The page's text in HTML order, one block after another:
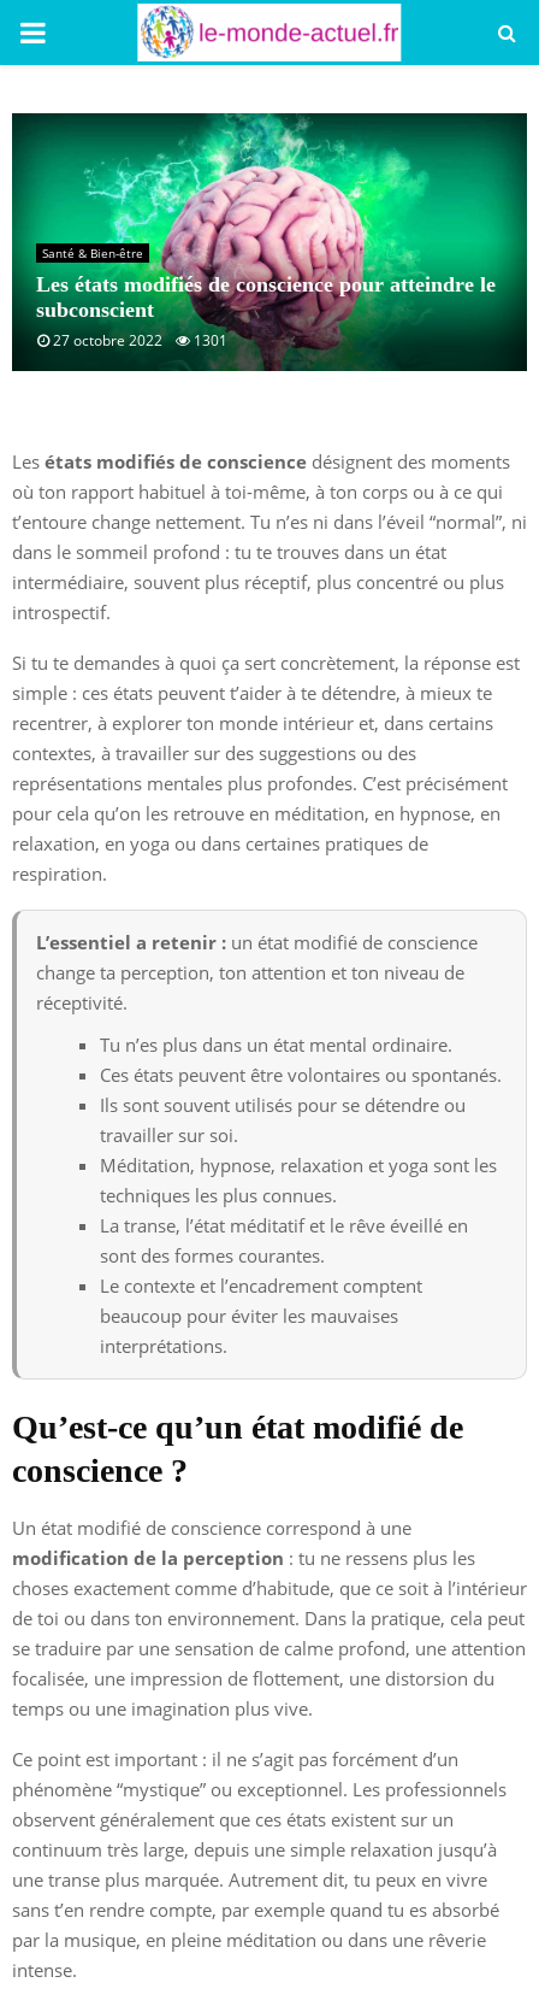
PRIMARY
Santé & Bien-être
Les états modifiés de conscience pour atteindre le
subconscient
27 octobre 2022 1301
Les états modifiés de conscience désignent des moments
où ton rapport habituel à toi-même, à ton corps ou à ce qui
t’entoure change nettement. Tu n’es ni dans l’éveil “normal”, ni
dans le sommeil profond : tu te trouves dans un état
intermédiaire, souvent plus réceptif, plus concentré ou plus
introspectif.
Si tu te demandes à quoi ça sert concrètement, la réponse est
simple : ces états peuvent t’aider à te détendre, à mieux te
recentrer, à explorer ton monde intérieur et, dans certains
contextes, à travailler sur des suggestions ou des
représentations mentales plus profondes. C’est précisément
pour cela qu’on les retrouve en méditation, en hypnose, en
relaxation, en yoga ou dans certaines pratiques de
respiration.
L’essentiel a retenir : un état modifié de conscience
change ta perception, ton attention et ton niveau de
réceptivité.
Tu n’es plus dans un état mental ordinaire.
Ces états peuvent être volontaires ou spontanés.
Ils sont souvent utilisés pour se détendre ou
travailler sur soi.
Méditation, hypnose, relaxation et yoga sont les
techniques les plus connues.
La transe, l’état méditatif et le rêve éveillé en
sont des formes courantes.
Le contexte et l’encadrement comptent
beaucoup pour éviter les mauvaises
interprétations.
Qu’est-ce qu’un état modifié de
conscience ?
Un état modifié de conscience correspond à une
modification de la perception : tu ne ressens plus les
choses exactement comme d’habitude, que ce soit à l’intérieur
de toi ou dans ton environnement. Dans la pratique, cela peut
se traduire par une sensation de calme profond, une attention
focalisée, une impression de flottement, une distorsion du
temps ou une imagination plus vive.
Ce point est important : il ne s’agit pas forcément d’un
phénomène “mystique” ou exceptionnel. Les professionnels
observent généralement que ces états existent sur un
continuum très large, depuis une simple relaxation jusqu’à
une transe plus marquée. Autrement dit, tu peux en vivre
sans t’en rendre compte, par exemple quand tu es absorbé
par la musique, en pleine méditation ou dans une rêverie
intense.